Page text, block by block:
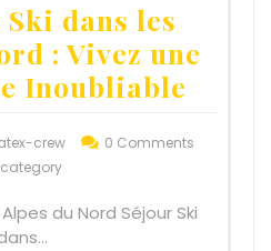
Ski dans les
: Vivez une
Inoubliable
crew
0 Comments
category
du Nord Séjour Ski